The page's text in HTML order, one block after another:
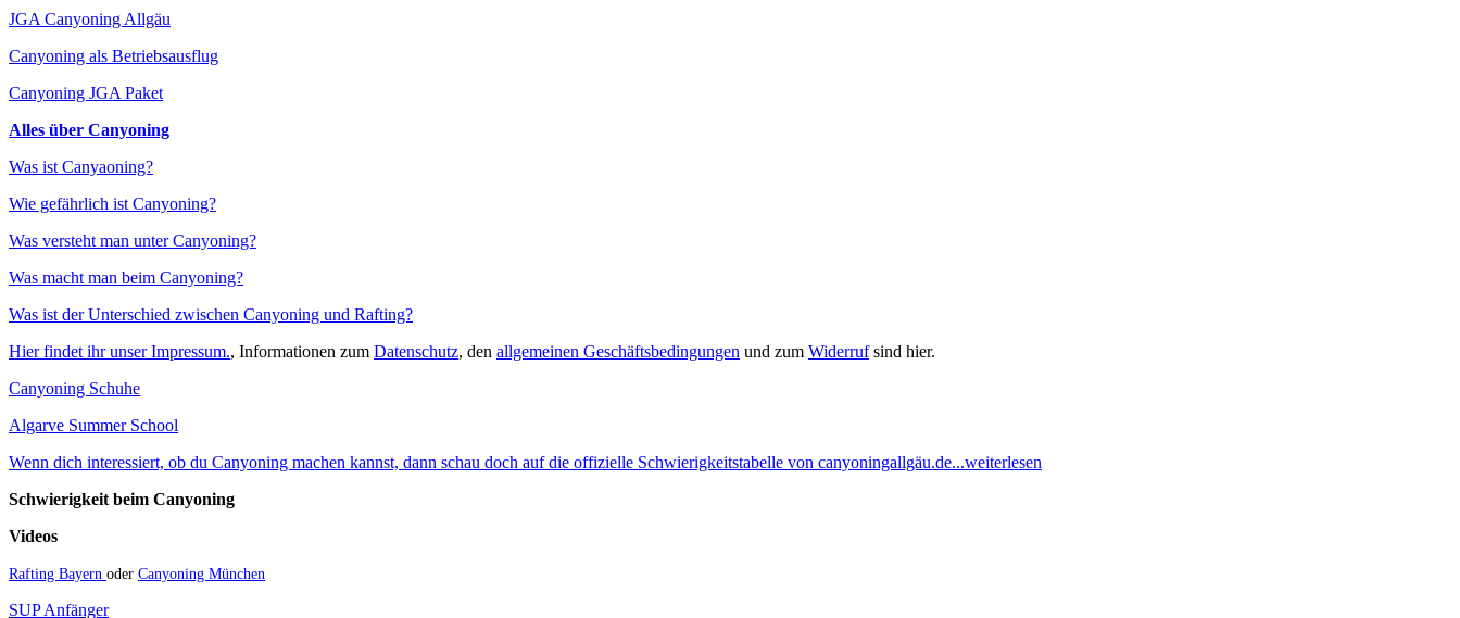
JGA Canyoning Allgäu
Canyoning als Betriebsausflug
Canyoning JGA Paket
Alles über Canyoning
Was ist Canyaoning?
Wie gefährlich ist Canyoning?
Was versteht man unter Canyoning?
Was macht man beim Canyoning?
Was ist der Unterschied zwischen Canyoning und Rafting?
Hier findet ihr unser Impressum., Informationen zum Datenschutz, den allgemeinen Geschäftsbedingungen und zum Widerrufsind hier.
Canyoning Schuhe
Algarve Summer School
Wenn dich interessiert, ob du Canyoning machen kannst, dann schau doch auf die offizielle Schwierigkeitstabelle von canyoningallgäu.de...weiterlesen
Schwierigkeit beim Canyoning
Videos
Rafting Bayern oder Canyoning München
SUP Anfänger